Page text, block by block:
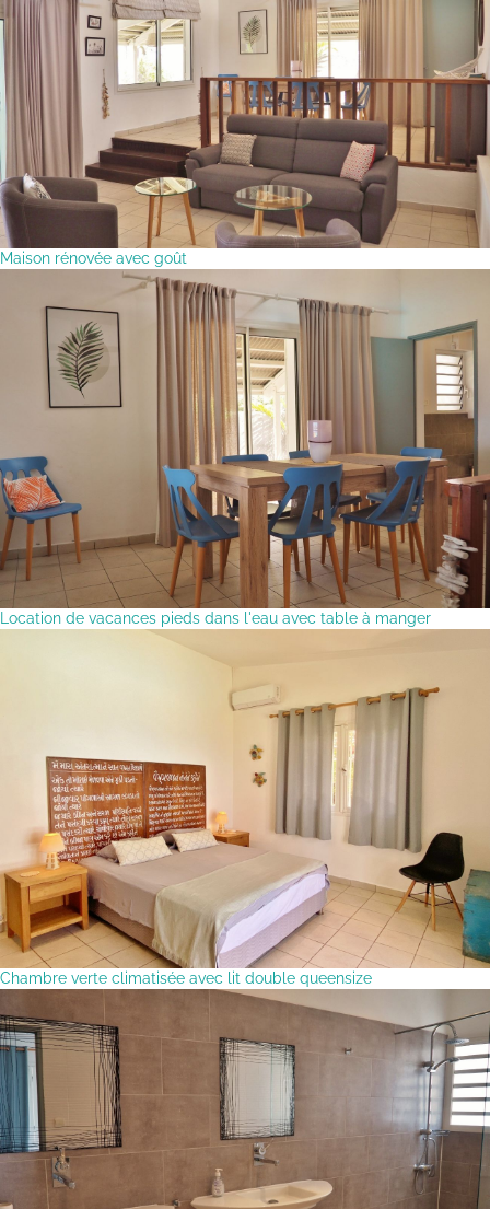
Maison rénovée avec goût
Location de vacances pieds dans l'eau avec table à manger
Chambre verte climatisée avec lit double queensize